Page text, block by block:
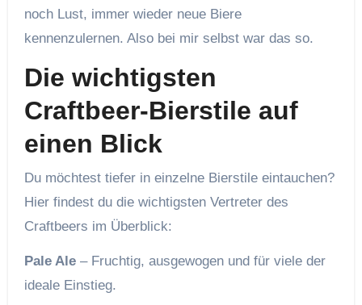
noch Lust, immer wieder neue Biere
kennenzulernen. Also bei mir selbst war das so.
Die wichtigsten
Craftbeer-Bierstile auf
einen Blick
Du möchtest tiefer in einzelne Bierstile eintauchen?
Hier findest du die wichtigsten Vertreter des
Craftbeers im Überblick:
Pale Ale– Fruchtig, ausgewogen und für viele der
ideale Einstieg.